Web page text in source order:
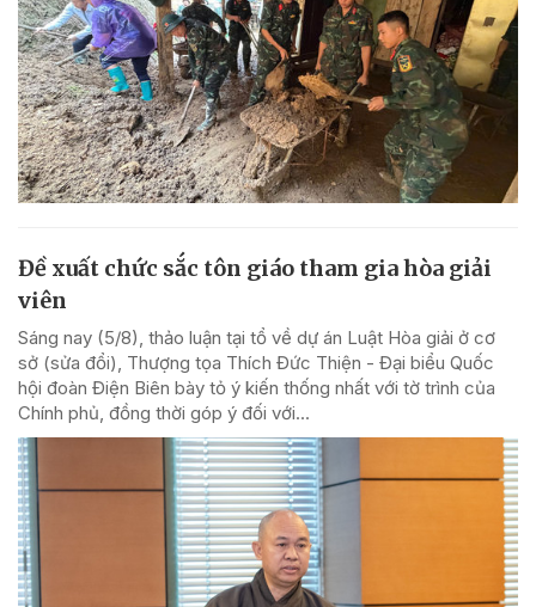
Đề xuất chức sắc tôn giáo tham gia hòa giải
viên
Sáng nay (5/8), thảo luận tại tổ về dự án Luật Hòa giải ở cơ
sở (sửa đổi), Thượng tọa Thích Đức Thiện - Đại biểu Quốc
hội đoàn Điện Biên bày tỏ ý kiến thống nhất với tờ trình của
Chính phủ, đồng thời góp ý đối với...